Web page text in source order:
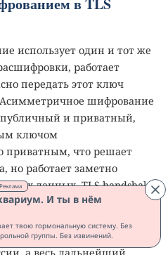
Реклама
И ты в нём
твою гормональную систему. Без
группы. Без извинений.
использует один и тот же
работает
передать этот ключ
шифрование
и приватный,
ключом
приватным, что решает
но работает заметно
данных. TLS handshake
асимметричное
только в самом начале,
об общем